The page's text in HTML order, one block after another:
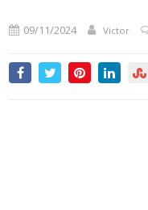
09/11/2024 Victor